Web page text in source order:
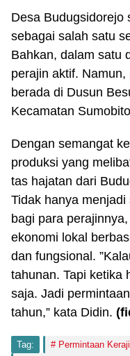
Desa Budugsidorejo
sebagai salah satu
Bahkan, dalam satu
perajin aktif.
berada di Dusun
Kecamatan
Dengan semangat
produksi yang
tas hajatan dari
Tidak hanya
bagi para
ekonomi lokal
dan fungsional.
tahunan. Tapi ketika
saja. Jadi
tahun,” kata Didin.
Tag:
Permintaan